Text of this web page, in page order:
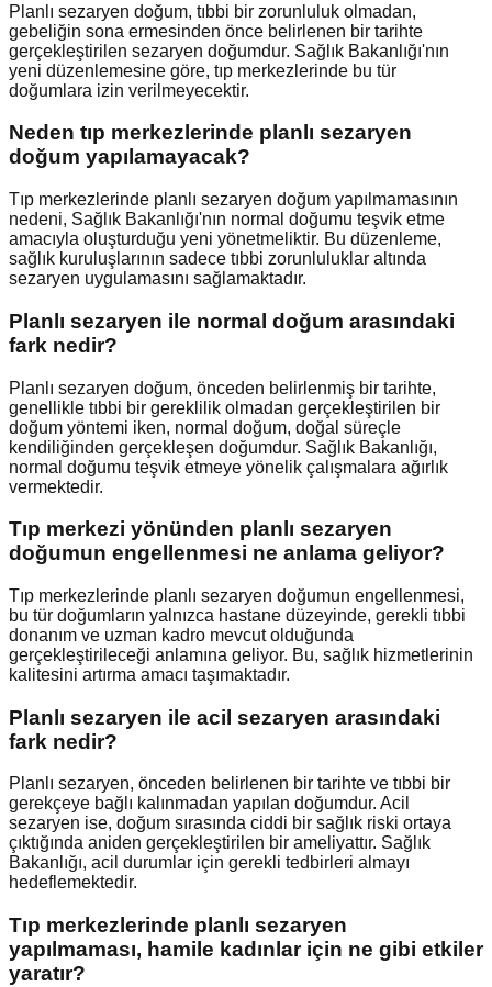
Planlı sezaryen doğum, tıbbi bir zorunluluk olmadan,
gebeliğin sona ermesinden önce belirlenen bir tarihte
gerçekleştirilen sezaryen doğumdur. Sağlık Bakanlığı'nın
yeni düzenlemesine göre, tıp merkezlerinde bu tür
doğumlara izin verilmeyecektir.
Neden tıp merkezlerinde planlı sezaryen
doğum yapılamayacak?
Tıp merkezlerinde planlı sezaryen doğum yapılmamasının
nedeni, Sağlık Bakanlığı'nın normal doğumu teşvik etme
amacıyla oluşturduğu yeni yönetmeliktir. Bu düzenleme,
sağlık kuruluşlarının sadece tıbbi zorunluluklar altında
sezaryen uygulamasını sağlamaktadır.
Planlı sezaryen ile normal doğum arasındaki
fark nedir?
Planlı sezaryen doğum, önceden belirlenmiş bir tarihte,
genellikle tıbbi bir gereklilik olmadan gerçekleştirilen bir
doğum yöntemi iken, normal doğum, doğal süreçle
kendiliğinden gerçekleşen doğumdur. Sağlık Bakanlığı,
normal doğumu teşvik etmeye yönelik çalışmalara ağırlık
vermektedir.
Tıp merkezi yönünden planlı sezaryen
doğumun engellenmesi ne anlama geliyor?
Tıp merkezlerinde planlı sezaryen doğumun engellenmesi,
bu tür doğumların yalnızca hastane düzeyinde, gerekli tıbbi
donanım ve uzman kadro mevcut olduğunda
gerçekleştirileceği anlamına geliyor. Bu, sağlık hizmetlerinin
kalitesini artırma amacı taşımaktadır.
Planlı sezaryen ile acil sezaryen arasındaki
fark nedir?
Planlı sezaryen, önceden belirlenen bir tarihte ve tıbbi bir
gerekçeye bağlı kalınmadan yapılan doğumdur. Acil
sezaryen ise, doğum sırasında ciddi bir sağlık riski ortaya
çıktığında aniden gerçekleştirilen bir ameliyattır. Sağlık
Bakanlığı, acil durumlar için gerekli tedbirleri almayı
hedeflemektedir.
Tıp merkezlerinde planlı sezaryen
yapılmaması, hamile kadınlar için ne gibi etkiler
yaratır?